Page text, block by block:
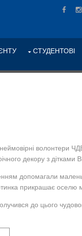
СТУДЕНТОВІ
волонтери
декору з дітками
допомагали
прикрашає оселю
до цього